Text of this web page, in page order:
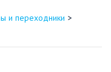
и переходники